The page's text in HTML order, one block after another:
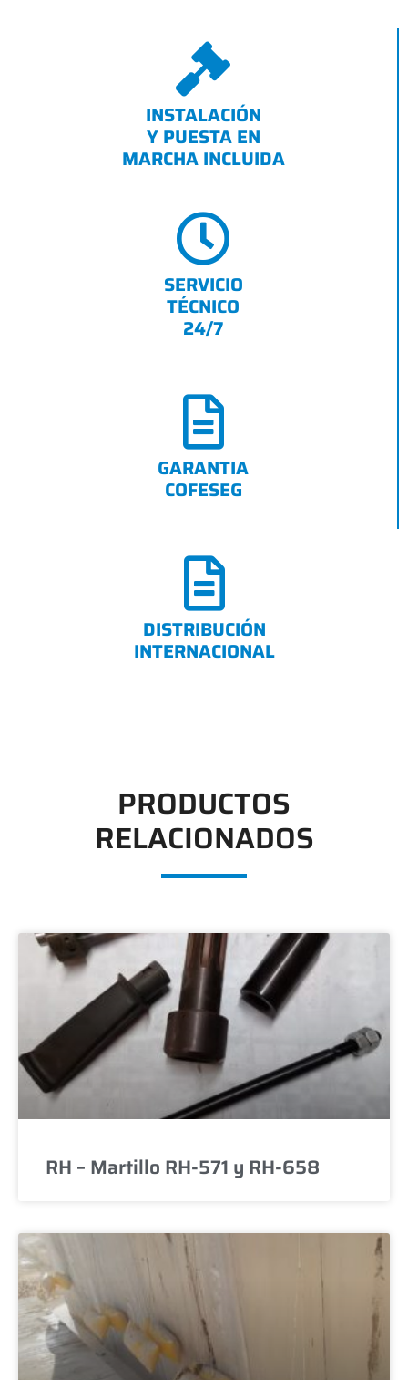
INSTALACIÓN
Y PUESTA EN
MARCHA INCLUIDA
SERVICIO
TÉCNICO
24/7
GARANTIA
COFESEG
DISTRIBUCIÓN
INTERNACIONAL
PRODUCTOS
RELACIONADOS
RH – Martillo RH-571 y RH-658